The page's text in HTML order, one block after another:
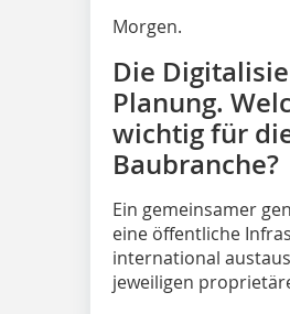
Morgen.
Die
Planung.
wichtig für
Baubranche?
Ein gemeinsamer
eine öffentliche
international
jeweiligen